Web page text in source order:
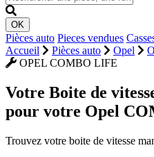
OK
Pièces auto Pieces vendues
Accueil
Pièces auto Opel
OPEL COMBO LIFE
Votre Boite de
pour votre Opel
Trouvez votre boite de vitesse